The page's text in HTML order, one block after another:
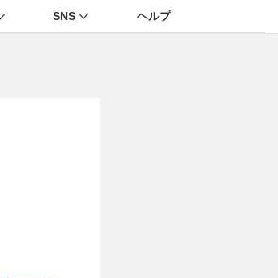
SNS ヘルプ